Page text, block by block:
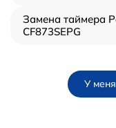
Замена таймера
CF873SEPG
У